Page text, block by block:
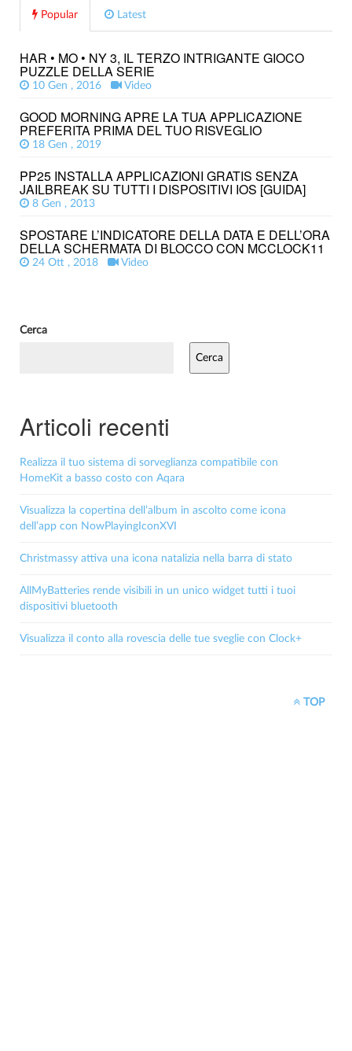
Popular Latest
HAR • MO • NY 3, IL TERZO INTRIGANTE GIOCO
PUZZLE DELLA SERIE
10 Gen , 2016 Video
GOOD MORNING APRE LA TUA APPLICAZIONE
PREFERITA PRIMA DEL TUO RISVEGLIO
18 Gen , 2019
PP25 INSTALLA APPLICAZIONI GRATIS SENZA
JAILBREAK SU TUTTI I DISPOSITIVI IOS [GUIDA]
8 Gen , 2013
SPOSTARE L’INDICATORE DELLA DATA E DELL’ORA
DELLA SCHERMATA DI BLOCCO CON MCCLOCK11
24 Ott , 2018 Video
Cerca
Cerca
Articoli recenti
Realizza il tuo sistema di sorveglianza compatibile con
HomeKit a basso costo con Aqara
Visualizza la copertina dell’album in ascolto come icona
dell’app con NowPlayingIconXVI
Christmassy attiva una icona natalizia nella barra di stato
AllMyBatteries rende visibili in un unico widget tutti i tuoi
dispositivi bluetooth
Visualizza il conto alla rovescia delle tue sveglie con Clock+
TOP